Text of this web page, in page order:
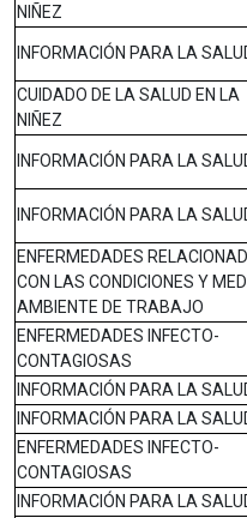
NIÑEZ
INFORMACIÓN PARA LA
CUIDADO DE LA SALUD EN LA
NIÑEZ
INFORMACIÓN PARA LA
INFORMACIÓN PARA LA
ENFERMEDADES
CON LAS CONDICIONES Y
AMBIENTE DE TRABAJO
ENFERMEDADES INFECTO-
CONTAGIOSAS
INFORMACIÓN PARA LA
INFORMACIÓN PARA LA
ENFERMEDADES INFECTO-
CONTAGIOSAS
INFORMACIÓN PARA LA